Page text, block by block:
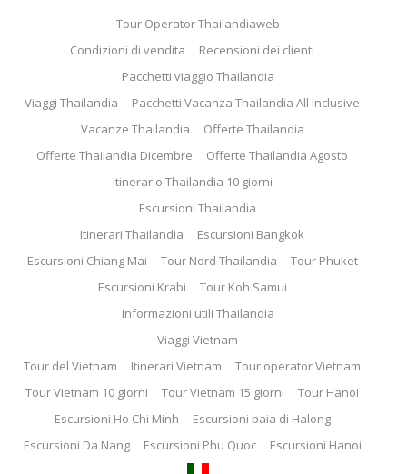
Tour Operator Thailandiaweb
Condizioni di vendita
Recensioni dei clienti
Pacchetti viaggio Thailandia
Viaggi Thailandia
Pacchetti Vacanza Thailandia All Inclusive
Vacanze Thailandia
Offerte Thailandia
Offerte Thailandia Dicembre
Offerte Thailandia Agosto
Itinerario Thailandia 10 giorni
Escursioni Thailandia
Itinerari Thailandia
Escursioni Bangkok
Escursioni Chiang Mai
Tour Nord Thailandia
Tour Phuket
Escursioni Krabi
Tour Koh Samui
Informazioni utili Thailandia
Viaggi Vietnam
Tour del Vietnam
Itinerari Vietnam
Tour operator Vietnam
Tour Vietnam 10 giorni
Tour Vietnam 15 giorni
Tour Hanoi
Escursioni Ho Chi Minh
Escursioni baia di Halong
Escursioni Da Nang
Escursioni Phu Quoc Escursioni Hanoi